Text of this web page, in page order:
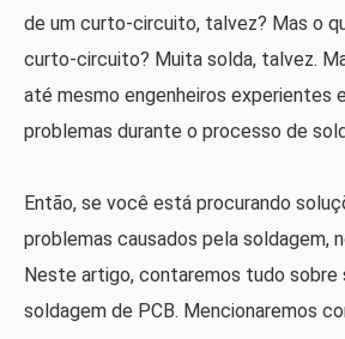
de um curto-circuito, talvez? Mas o
curto-circuito? Muita solda, talvez.
até mesmo engenheiros experientes
problemas durante o processo de
Então, se você está procurando
problemas causados ​​pela soldagem,
Neste artigo, contaremos tudo sobre
soldagem de PCB. Mencionaremos